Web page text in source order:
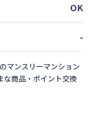
OK
-
のマンスリーマンション
な商品・ポイント交換